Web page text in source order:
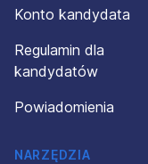
Konto kandydata
Regulamin dla
kandydatów
Powiadomienia
NARZĘDZIA